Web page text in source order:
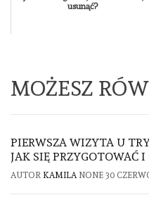
usunąć?
MOŻESZ
PIERWSZA WIZYTA U
JAK SIĘ PRZYGOTOWAĆ I
AUTOR KAMILA NONE 30